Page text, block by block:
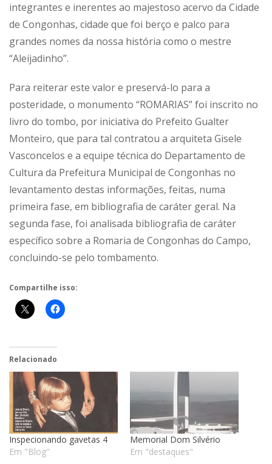
integrantes e inerentes ao majestoso acervo da Cidade
de Congonhas, cidade que foi berço e palco para
grandes nomes da nossa história como o mestre
“Aleijadinho”.
Para reiterar este valor e preservá-lo para a
posteridade, o monumento “ROMARIAS” foi inscrito no
livro do tombo, por iniciativa do Prefeito Gualter
Monteiro, que para tal contratou a arquiteta Gisele
Vasconcelos e a equipe técnica do Departamento de
Cultura da Prefeitura Municipal de Congonhas no
levantamento destas informações, feitas, numa
primeira fase, em bibliografia de caráter geral. Na
segunda fase, foi analisada bibliografia de caráter
específico sobre a Romaria de Congonhas do Campo,
concluindo-se pelo tombamento.
Compartilhe isso:
Relacionado
Inspecionando gavetas 4
Em "Blog"
Memorial Dom Silvério
Em "destaques"